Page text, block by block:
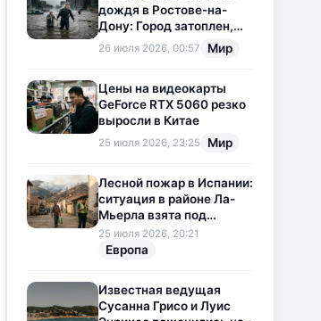
дождя в Ростове-на-
Дону: Город затоплен,
свет отключен
26 июля 2026, 00:57 Мир
Цены на видеокарты
GeForce RTX 5060 резко
выросли в Китае
25 июля 2026, 23:25 Мир
Лесной пожар в Испании:
ситуация в районе Ла-
Мьерла взята под
контроль
25 июля 2026, 20:21
Европа
Известная ведущая
Сусанна Грисо и Луис